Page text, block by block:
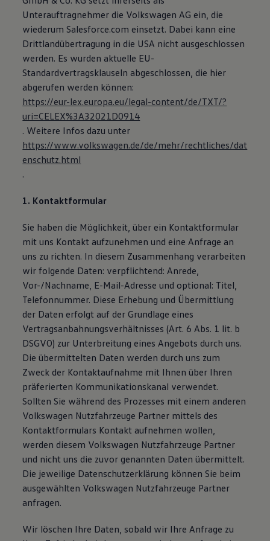
75 Jahre Bulli Jubiläum
Bulli Magazin
Fahrzeugabholung ab Werk
Unterauftragnehmer die Volkswagen AG ein, die
wiederum Salesforce.com einsetzt. Dabei kann eine
Drittlandübertragung in die USA nicht ausgeschlossen
werden. Es wurden aktuelle EU-
Standardvertragsklauseln abgeschlossen, die hier
abgerufen werden können:
https://eur-lex.europa.eu/legal-content/de/TXT/?
uri=CELEX%3A32021D0914
. Weitere Infos dazu unter
https://www.volkswagen.de/de/mehr/rechtliches/dat
enschutz.html
.
1. Kontaktformular
Sie haben die Möglichkeit, über ein Kontaktformular
mit uns Kontakt aufzunehmen und eine Anfrage an
uns zu richten. In diesem Zusammenhang verarbeiten
wir folgende Daten: verpflichtend: Anrede,
Vor-/Nachname, E-Mail-Adresse und optional: Titel,
Telefonnummer. Diese Erhebung und Übermittlung
der Daten erfolgt auf der Grundlage eines
Vertragsanbahnungsverhältnisses (Art. 6 Abs. 1 lit. b
DSGVO) zur Unterbreitung eines Angebots durch uns.
Die übermittelten Daten werden durch uns zum
Zweck der Kontaktaufnahme mit Ihnen über Ihren
präferierten Kommunikationskanal verwendet.
Sollten Sie während des Prozesses mit einem anderen
Volkswagen Nutzfahrzeuge Partner mittels des
Kontaktformulars Kontakt aufnehmen wollen,
werden diesem Volkswagen Nutzfahrzeuge Partner
und nicht uns die zuvor genannten Daten übermittelt.
Die jeweilige Datenschutzerklärung können Sie beim
ausgewählten Volkswagen Nutzfahrzeuge Partner
anfragen.
Wir löschen Ihre Daten, sobald wir Ihre Anfrage zu